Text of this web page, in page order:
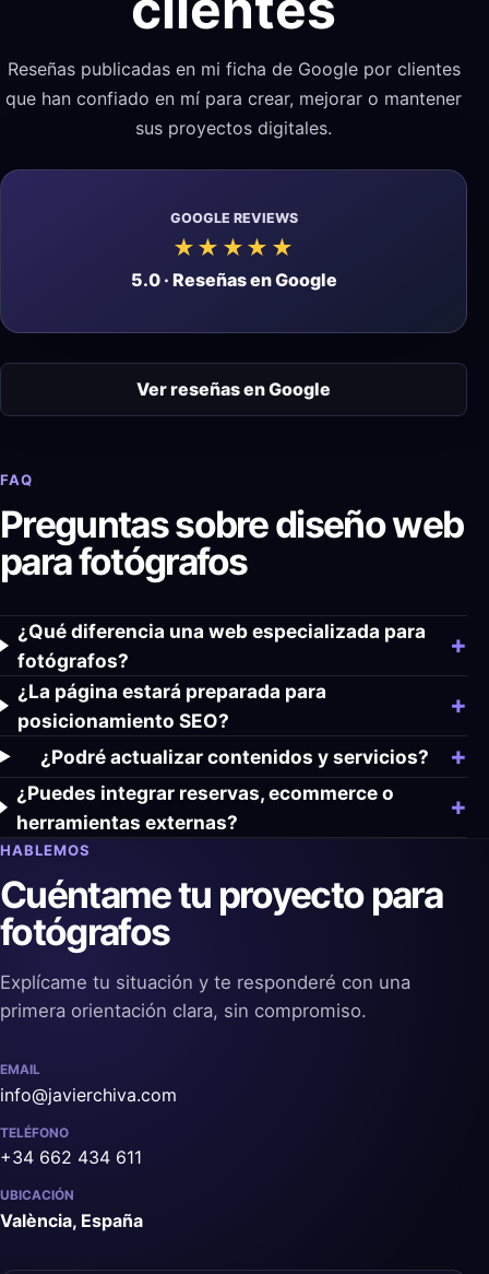
Reseñas publicadas en mi ficha de Google por clientes
que han confiado en mí para crear, mejorar o mantener
sus proyectos digitales.
GOOGLE REVIEWS
★★★★★
5.0 · Reseñas en Google
Ver reseñas en Google
FAQ
Preguntas sobre diseño web
para fotógrafos
¿Qué diferencia una web especializada para
fotógrafos?
¿La página estará preparada para
posicionamiento SEO?
¿Podré actualizar contenidos y servicios?
¿Puedes integrar reservas, ecommerce o
herramientas externas?
HABLEMOS
Cuéntame tu proyecto para
fotógrafos
Explícame tu situación y te responderé con una
primera orientación clara, sin compromiso.
EMAIL
info@javierchiva.com
TELÉFONO
+34 662 434 611
UBICACIÓN
València, España